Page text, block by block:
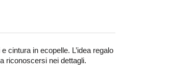
cintura in ecopelle. L’idea regalo
riconoscersi nei dettagli.